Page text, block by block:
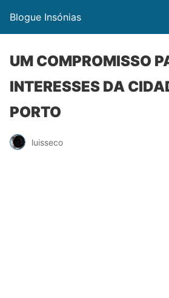
Blogue Insónias
UM COMPROMISSO
INTERESSES DA
PORTO
luisseco